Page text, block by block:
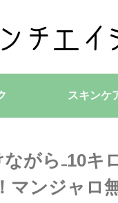
スキンケ
がら₋10キ
マンジャロ